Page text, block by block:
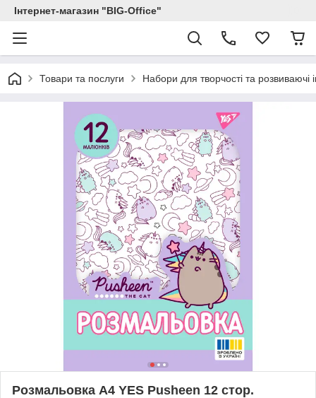
Інтернет-магазин "BIG-Office"
Товари та послуги Набори для творчості та розвиваючі
Розмальовка А4 YES Pusheen 12 стор.